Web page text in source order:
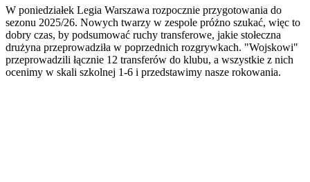
W poniedziałek Legia Warszawa rozpocznie przygotowania do
sezonu 2025/26. Nowych twarzy w zespole próżno szukać, więc to
dobry czas, by podsumować ruchy transferowe, jakie stołeczna
drużyna przeprowadziła w poprzednich rozgrywkach. "Wojskowi"
przeprowadzili łącznie 12 transferów do klubu, a wszystkie z nich
ocenimy w skali szkolnej 1-6 i przedstawimy nasze rokowania.